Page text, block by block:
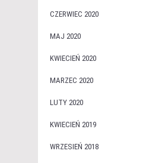
CZERWIEC 2020
MAJ 2020
KWIECIEŃ 2020
MARZEC 2020
LUTY 2020
KWIECIEŃ 2019
WRZESIEŃ 2018